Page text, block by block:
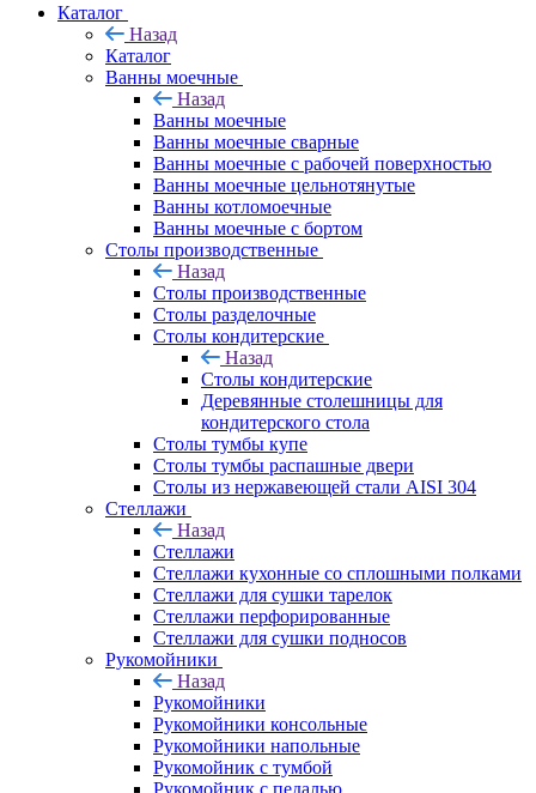
Каталог
Назад
Каталог
Ванны моечные
Назад
Ванны моечные
Ванны моечные сварные
Ванны моечные с рабочей поверхностью
Ванны моечные цельнотянутые
Ванны котломоечные
Ванны моечные с бортом
Столы производственные
Назад
Столы производственные
Столы разделочные
Столы кондитерские
Назад
Столы кондитерские
Деревянные столешницы для
кондитерского стола
Столы тумбы купе
Столы тумбы распашные двери
Столы из нержавеющей стали AISI 304
Стеллажи
Назад
Стеллажи
Стеллажи кухонные со сплошными полками
Стеллажи для сушки тарелок
Стеллажи перфорированные
Стеллажи для сушки подносов
Рукомойники
Назад
Рукомойники
Рукомойники консольные
Рукомойники напольные
Рукомойник с тумбой
Рукомойник с педалью